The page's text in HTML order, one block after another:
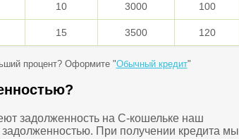
10 3000
100
15 3500 120
процент? Оформите "Обычный кредит"
задолженность на C-кошельке наш
задолженностью. При получении кредита мы